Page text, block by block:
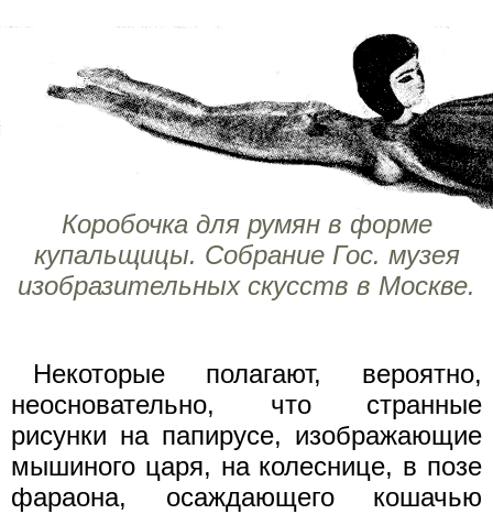
Коробочка для румян в форме
купальщицы. Собрание Гос. музея
изобразительных скусств в Москве.
Некоторые полагают, вероятно,
неосновательно, что странные
рисунки на папирусе, изображающие
мышиного царя, на колеснице, в позе
фараона, осаждающего кошачью